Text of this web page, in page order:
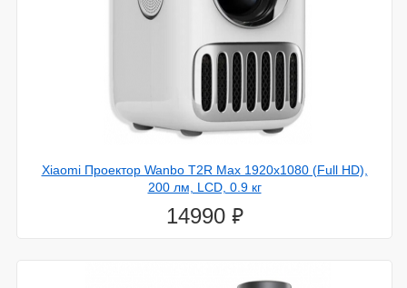
Xiaomi Проектор Wanbo T2R Max 1920x1080 (Full HD),
200 лм, LCD, 0.9 кг
14990 ⃏